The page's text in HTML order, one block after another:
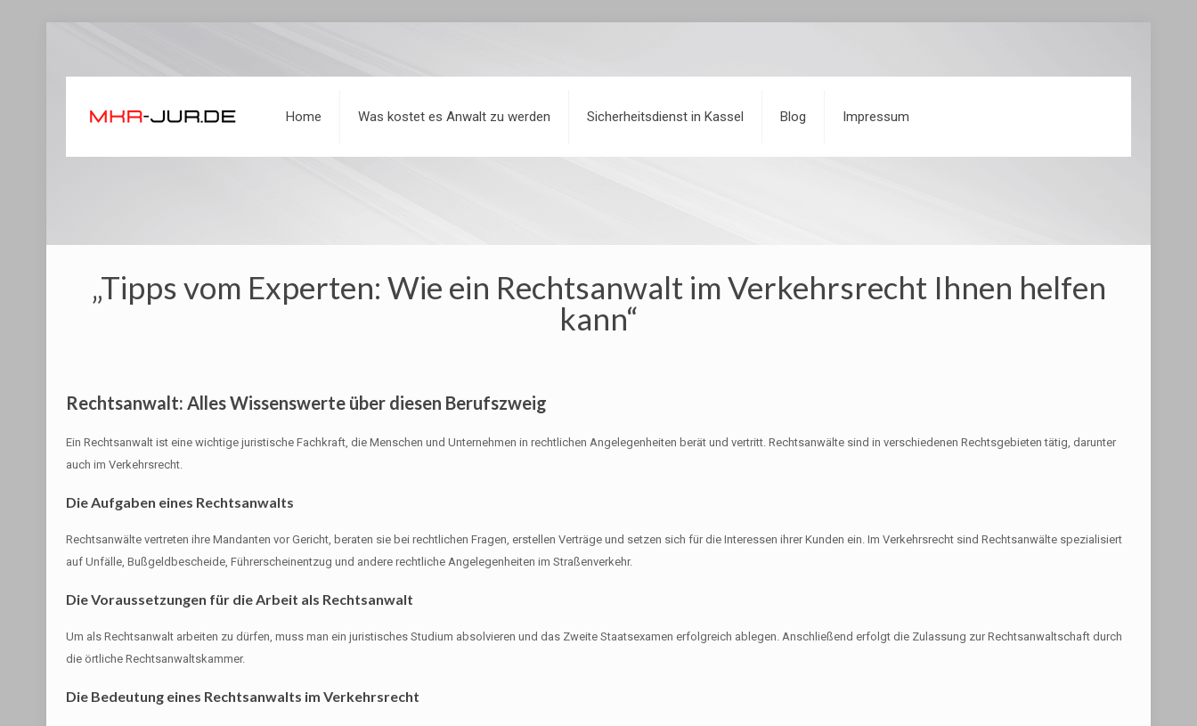
Home Was kostet es Anwalt zu werden Sicherheitsdienst in Kassel Blog Impressum
„Tipps vom Experten: Wie ein Rechtsanwalt im Verkehrsrecht Ihnen helfen
kann“
Rechtsanwalt: Alles Wissenswerte über diesen Berufszweig
Ein Rechtsanwalt ist eine wichtige juristische Fachkraft, die Menschen und Unternehmen in rechtlichen Angelegenheiten berät und vertritt. Rechtsanwälte sind in verschiedenen Rechtsgebieten tätig, darunter
auch im Verkehrsrecht.
Die Aufgaben eines Rechtsanwalts
Rechtsanwälte vertreten ihre Mandanten vor Gericht, beraten sie bei rechtlichen Fragen, erstellen Verträge und setzen sich für die Interessen ihrer Kunden ein. Im Verkehrsrecht sind Rechtsanwälte spezialisiert
auf Unfälle, Bußgeldbescheide, Führerscheinentzug und andere rechtliche Angelegenheiten im Straßenverkehr.
Die Voraussetzungen für die Arbeit als Rechtsanwalt
Um als Rechtsanwalt arbeiten zu dürfen, muss man ein juristisches Studium absolvieren und das Zweite Staatsexamen erfolgreich ablegen. Anschließend erfolgt die Zulassung zur Rechtsanwaltschaft durch
die örtliche Rechtsanwaltskammer.
Die Bedeutung eines Rechtsanwalts im Verkehrsrecht